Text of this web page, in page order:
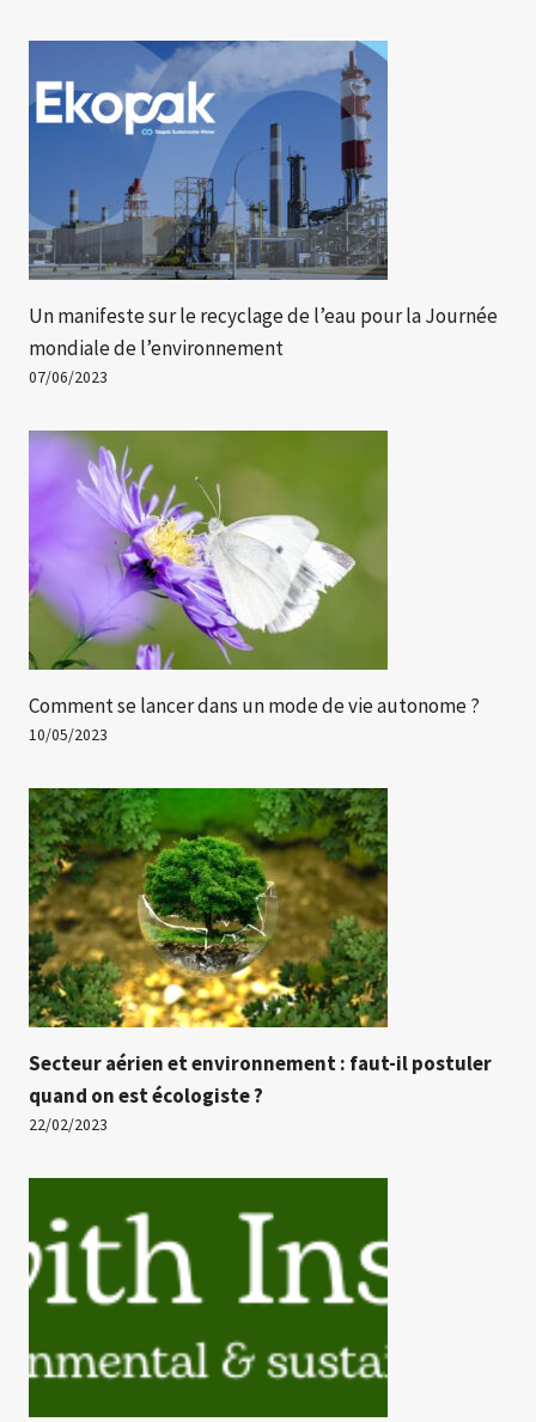
Un manifeste sur le recyclage de l’eau pour la Journée
mondiale de l’environnement
07/06/2023
Comment se lancer dans un mode de vie autonome ?
10/05/2023
Secteur aérien et environnement : faut-il postuler
quand on est écologiste ?
22/02/2023